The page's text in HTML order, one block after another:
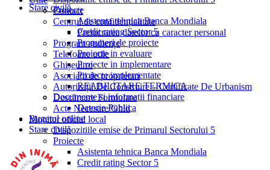
Stare civilă
Proiecte
Asistenta tehnica Banca Mondiala
Credit rating Sector 5
Propuneri de proiecte
Proiecte in evaluare
Proiecte in implementare
Proiecte implementate
REABILITARE TERMICA
Documente si informatii financiare
Datorie Publica
Bugetul online
Stare civilă
Contact
Centrul de confidențialitate
Prelucrarea datelor cu caracter personal
Program audiențe
Telefoane utile
Ghișeul.ro
Asociații de proprietari
Autorizații De Construire – Certificate De Urbanism
Descărcare Formulare
Acte Necesare/Ghid
Monitor oficial local
Dispozitiile emise de Primarul Sectorului 5
Proiecte
Asistenta tehnica Banca Mondiala
Credit rating Sector 5